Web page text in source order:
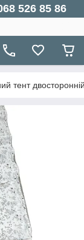
526 85 86
тент